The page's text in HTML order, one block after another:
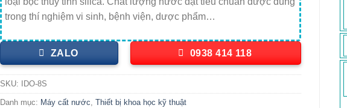
trong thí nghiệm vi sinh, bệnh viện, dược phẩm…
ZALO 0938 414 118
SKU: IDO-8S
Danh mục: Máy cất nước, Thiết bị khoa học kỹ thuật